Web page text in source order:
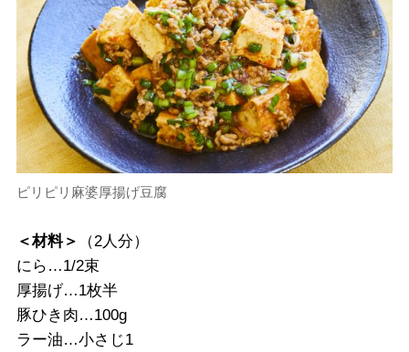
ピリピリ麻婆厚揚げ豆腐
＜材料＞
（2人分）
にら…1/2束
厚揚げ…1枚半
豚ひき肉…100g
ラー油…小さじ1